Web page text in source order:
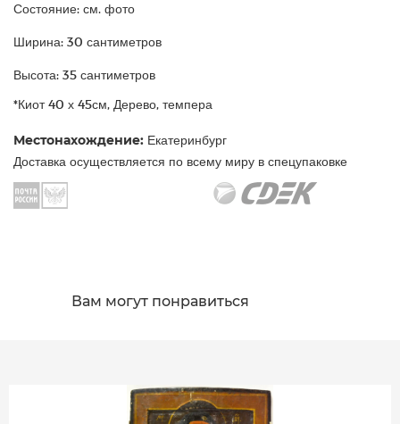
Состояние: см. фото
Ширина: 30 сантиметров
Высота: 35 сантиметров
*Киот 40 х 45см, Дерево, темпера
Местонахождение: Екатеринбург
Доставка осуществляется по всему миру в спецупаковке
Вам могут понравиться